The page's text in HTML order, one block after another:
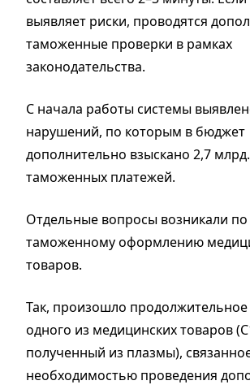
выявляет риски, проводятся
таможенные проверки в рамках
законодательства.
С начала работы системы
нарушений, по которым в бюджет
дополнительно взыскано 2,7
таможенных платежей.
Отдельные вопросы возникали по
таможенному оформлению
товаров.
Так, произошло
одного из медицинских товаров
полученный из плазмы),
необходимостью проведения